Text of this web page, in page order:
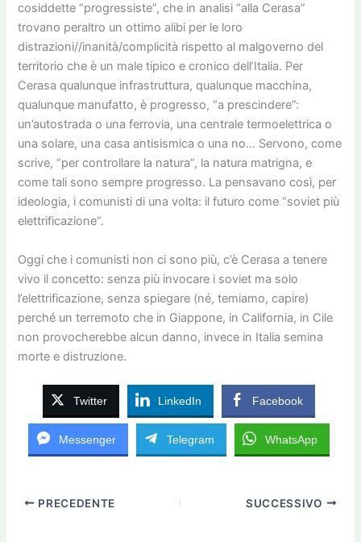
cosiddette “progressiste”, che in analisi “alla Cerasa”
trovano peraltro un ottimo alibi per le loro
distrazioni//inanità/complicità rispetto al malgoverno del
territorio che è un male tipico e cronico dell’Italia. Per
Cerasa qualunque infrastruttura, qualunque macchina,
qualunque manufatto, è progresso, “a prescindere”:
un’autostrada o una ferrovia, una centrale termoelettrica o
una solare, una casa antisismica o una no… Servono, come
scrive, “per controllare la natura”, la natura matrigna, e
come tali sono sempre progresso. La pensavano così, per
ideologia, i comunisti di una volta: il futuro come “soviet più
elettrificazione”.
Oggi che i comunisti non ci sono più, c’è Cerasa a tenere
vivo il concetto: senza più invocare i soviet ma solo
l’elettrificazione, senza spiegare (né, temiamo, capire)
perché un terremoto che in Giappone, in California, in Cile
non provocherebbe alcun danno, invece in Italia semina
morte e distruzione.
Twitter LinkedIn Facebook
Messenger Telegram WhatsApp
PRECEDENTE SUCCESSIVO